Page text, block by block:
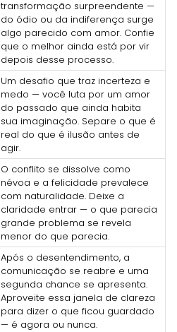
transformação surpreendente —
do ódio ou da indiferença surge
algo parecido com amor. Confie
que o melhor ainda está por vir
depois desse processo.
Um desafio que traz incerteza e
medo — você luta por um amor
do passado que ainda habita
sua imaginação. Separe o que é
real do que é ilusão antes de
agir.
O conflito se dissolve como
névoa e a felicidade prevalece
com naturalidade. Deixe a
claridade entrar — o que parecia
grande problema se revela
menor do que parecia.
Após o desentendimento, a
comunicação se reabre e uma
segunda chance se apresenta.
Aproveite essa janela de clareza
para dizer o que ficou guardado
— é agora ou nunca.